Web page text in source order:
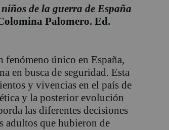
de la guerra de España
Palomero. Ed.
fenómeno único en España,
en busca de seguridad. Esta
y vivencias en el país de
y la posterior evolución
las diferentes decisiones
adultos que hubieron de